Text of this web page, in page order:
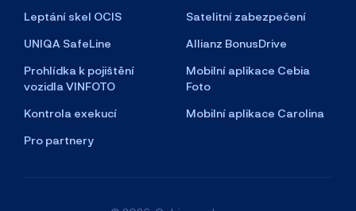
Leptání skel OCIS
Satelitní zabezpečení
UNIQA SafeLine
Allianz BonusDrive
Prohlídka k pojištění
vozidla VINFOTO
Mobilní aplikace Cebia
Foto
Kontrola exekucí
Mobilní aplikace Carolina
Pro partnery